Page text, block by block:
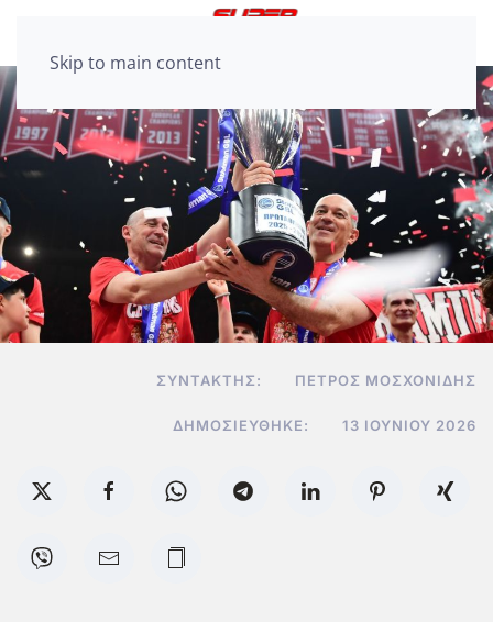
Skip to main content
ΣΥΝΤΆΚΤΗΣ: ΠΈΤΡΟΣ ΜΟΣΧΟΝΊΔΗΣ
ΔΗΜΟΣΙΕΎΘΗΚΕ: 13 ΙΟΥΝΊΟΥ 2026